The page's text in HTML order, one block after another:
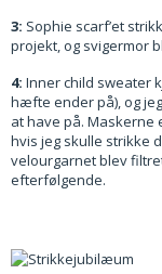
3: Sophie scarf’et
projekt, og svigermor
4: Inner child sweater
hæfte ender på), og
at have på. Maskerne
hvis jeg skulle strikke
velourgarnet blev
efterfølgende.